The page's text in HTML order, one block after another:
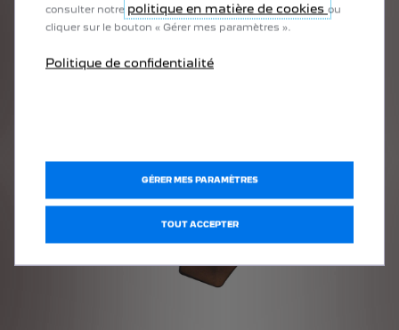
consulter notre politique en matière de cookies ou
cliquer sur le bouton « Gérer mes paramètres ».
Politique de confidentialité
GÉRER MES PARAMÈTRES
TOUT ACCEPTER